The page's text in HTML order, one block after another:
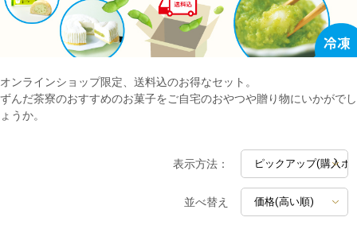
オンラインショップ限定、送料込のお得なセット。
ずんだ茶寮のおすすめのお菓子をご自宅のおやつや贈り物にいかがでし
ょうか。
表示方法：
並べ替え